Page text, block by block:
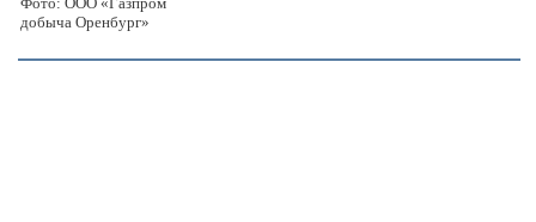
добыча Оренбург»